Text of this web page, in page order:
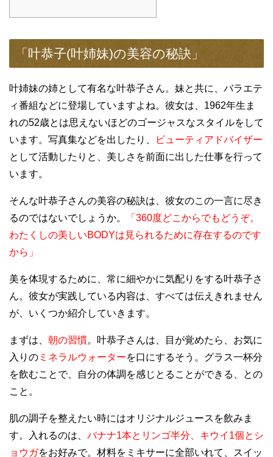
「叶恭子(叶姉妹)の美容の秘訣」
叶姉妹の姉として有名な叶恭子さん。妹と共に、バラエテ
ィ番組などに登場していますよね。彼女は、1962年生ま
れの52歳とは思えないほどのゴージャスなスタイルをして
います。写真集などを出したり、
ビューティアドバイザー
として活動したりと、美しさを前面に出した仕事を行って
います。
そんな叶恭子さんの美容の秘訣は、彼女のこの一言に尽き
るのではないでしょうか。
「360度どこからでもどうぞ。
わたくしの美しいBODYは見られるために存在するのです
から」
美を体現するために、常に細やかに気配りをする叶恭子さ
ん。彼女が実践している内容は、すべては伝えきれません
が、いくつか紹介していきます。
まずは、 朝の習慣。 叶恭子さんは、目が覚めたら、お気に
入りの ミネラルウォーターを口にするそう。 グラス一杯分
を飲むことで、自分の体調を感じとることができる、との
こと。
肌の調子を整えたい時にはオリジナルジュースを飲みま
す。
入れるのは、 バナナ1本とリンゴ半分、キウイ1個とシ
ョウガをお好みで。 材料をミキサーに全部いれて、スイッ